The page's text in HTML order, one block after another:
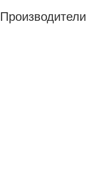
Производители